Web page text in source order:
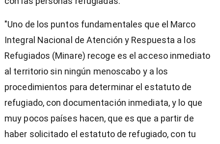
"Uno de los puntos fundamentales que el Marco
Integral Nacional de Atención y Respuesta a los
Refugiados (Minare) recoge es el acceso inmediato
al territorio sin ningún menoscabo y a los
procedimientos para determinar el estatuto de
refugiado, con documentación inmediata, y lo que
muy pocos países hacen, que es que a partir de
haber solicitado el estatuto de refugiado, con tu